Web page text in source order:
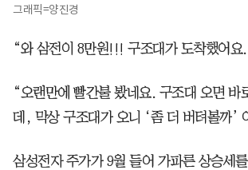
그래픽=양진경
“와 삼전이 8만원!!! 구조대가 도착했어요
“오랜만에 빨간불 봤네요. 구조대 오면 바
데, 막상 구조대가 오니 ‘좀 더 버텨볼까’
삼성전자 주가가 9월 들어 가파른 상승세